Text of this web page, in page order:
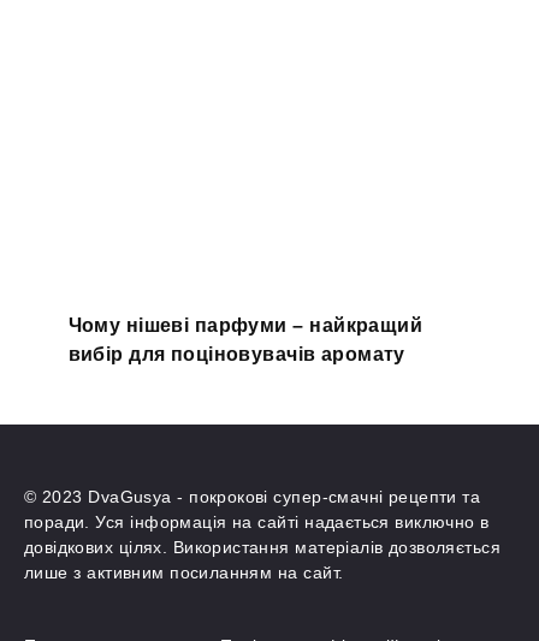
Чому нішеві парфуми – найкращий
вибір для поціновувачів аромату
© 2023 DvaGusya - покрокові супер-смачні рецепти та
поради. Уся інформація на сайті надається виключно в
довідкових цілях. Використання матеріалів дозволяється
лише з активним посиланням на сайт.